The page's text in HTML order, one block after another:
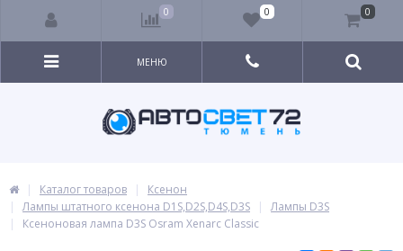
МЕНЮ
Каталог товаров
Ксенон
Лампы штатного ксенона D1S,D2S,D4S,D3S
Лампы D3S
Ксеноновая лампа D3S Osram Xenarc Classic
0 0 0